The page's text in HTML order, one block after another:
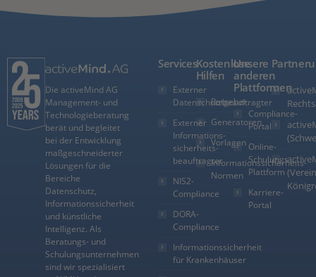
Die activeMind AG
Management- und
Technologieberatung
berät und begleitet
bei der Entwicklung
maßgeschneiderter
Lösungen für die
Bereiche
Datenschutz,
Informationssicherheit
und künstliche
Intelligenz. Als
Beratungs- und
Schulungsunternehmen
sind wir spezialisiert
Services
Externer
Datenschutzbeauftragter
Externer
Informations­
sicherheits­
beauftragter
NIS2-
Compliance
DORA-
Compliance
Informationssicherheit
für Krankenhäuser
Kostenlose
Hilfen
Ratgeber
Generatoren
Vorlagen
Informationssicherheits-
Normen
Unsere
anderen
Plattformen
Compliance-
Portal
Online-
Schulungs-
Plattform
Karriere-
Portal